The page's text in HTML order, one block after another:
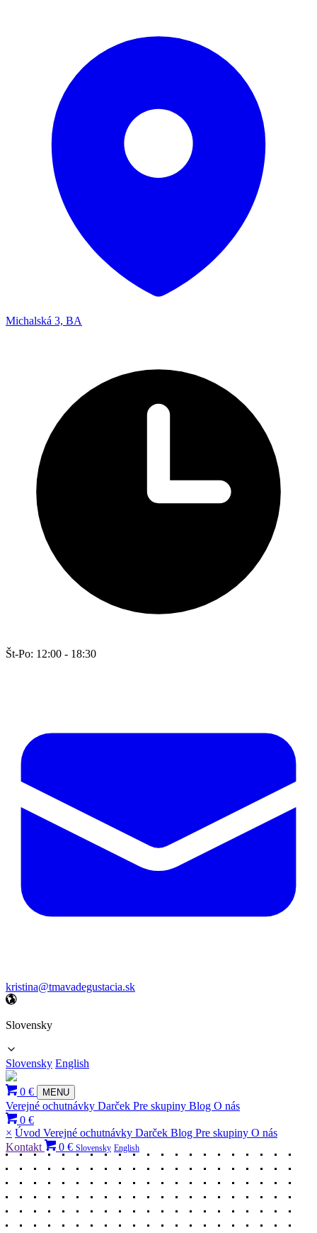
Michalská 3, BA
Št-Po: 12:00 - 18:30
kristina@tmavadegustacia.sk
Slovensky
Slovensky English
0 € MENU
Verejné ochutnávky Darček Pre skupiny Blog O nás
0 €
× Úvod Verejné ochutnávky Darček Blog Pre skupiny O nás
Kontakt
0 € Slovensky English